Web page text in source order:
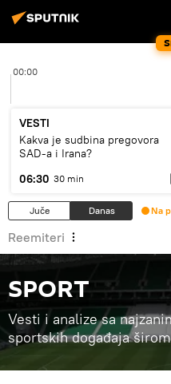
00:00
VESTI
Kakva je sudbina pregovora
SAD-a i Irana?
06:30 30 min
Juče Danas Na
Reemiteri
SPORT
Vesti i analize sa
sportskih događaja